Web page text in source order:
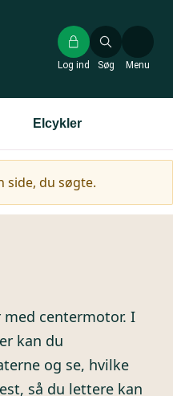
Søg
Log ind Menu
Elcykler
side, du søgte.
centermotor. I
kan du
og se, hvilke
så du lettere kan